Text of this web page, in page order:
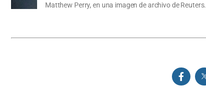
Matthew Perry, en una imagen de archivo de Reuters.